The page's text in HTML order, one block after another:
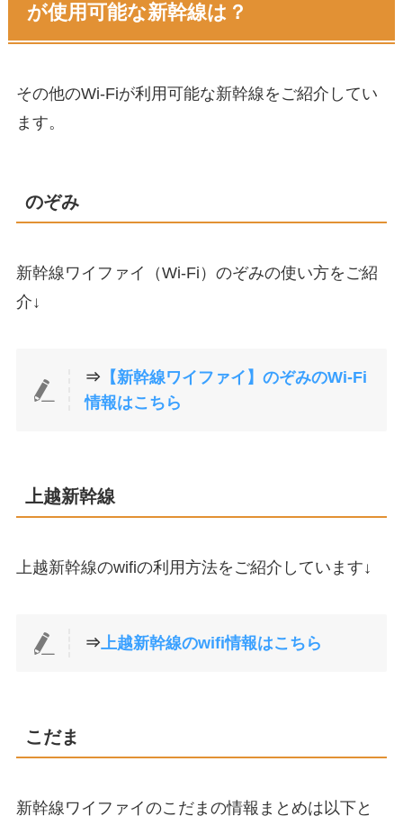
が使用可能な新幹線は？
その他のWi-Fiが利用可能な新幹線をご紹介してい
ます。
のぞみ
新幹線ワイファイ（Wi-Fi）のぞみの使い方をご紹
介↓
⇒ 【新幹線ワイファイ】のぞみのWi-Fi
情報はこちら
上越新幹線
上越新幹線のwifiの利用方法をご紹介しています↓
⇒ 上越新幹線のwifi情報はこちら
こだま
新幹線ワイファイのこだまの情報まとめは以下と